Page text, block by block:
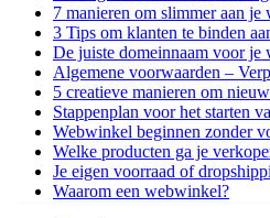
7 manieren om slimmer aan
3 Tips om klanten te binden
De juiste domeinnaam voor je
Algemene voorwaarden –
5 creatieve manieren om
Stappenplan voor het starten
Webwinkel beginnen zonder
Welke producten ga je
Je eigen voorraad of
Waarom een webwinkel?